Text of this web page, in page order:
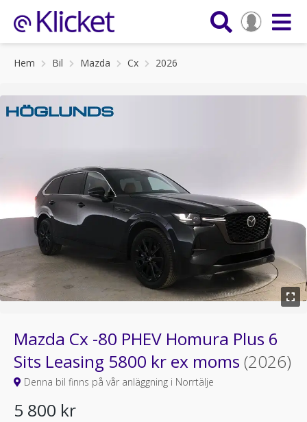
Hem Bil Mazda Cx 2026
Mazda Cx -80 PHEV Homura Plus 6
Sits Leasing 5800 kr ex moms (2026)
Denna bil finns på vår anläggning i Norrtälje
5 800 kr